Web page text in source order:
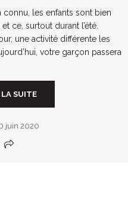
connu, les enfants sont bien
ce, surtout durant l’été.
une activité différente les
votre garçon passera
LA SUITE
juin 2020